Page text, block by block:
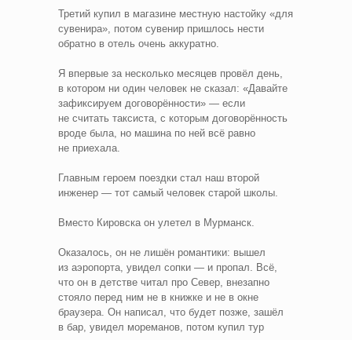
Третий купил в магазине местную настойку «для
сувенира», потом сувенир пришлось нести
обратно в отель очень аккуратно.
Я впервые за несколько месяцев провёл день,
в котором ни один человек не сказал: «Давайте
зафиксируем договорённости» — если
не считать таксиста, с которым договорённость
вроде была, но машина по ней всё равно
не приехала.
Главным героем поездки стал наш второй
инженер — тот самый человек старой школы.
Вместо Кировска он улетел в Мурманск.
Оказалось, он не лишён романтики: вышел
из аэропорта, увидел сопки — и пропал. Всё,
что он в детстве читал про Север, внезапно
стояло перед ним не в книжке и не в окне
браузера. Он написал, что будет позже, зашёл
в бар, увидел мореманов, потом купил тур